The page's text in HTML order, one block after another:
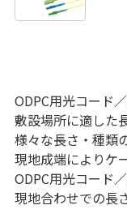
ODPC用光コード
敷設場所に適した
様々な長さ・種類
現地成端によりケ
ODPC用光コード
現地合わせでの長